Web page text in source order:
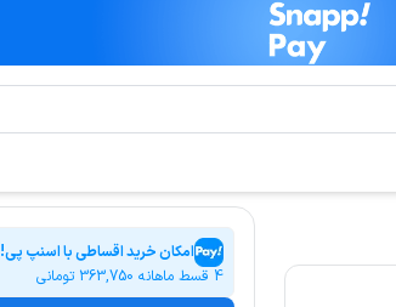
امکان خرید اقساطی با اسنپ پی!
4 قسط ماهانه
363,750 تومانی